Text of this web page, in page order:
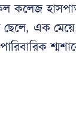
কলেজ
ছেলে, এক